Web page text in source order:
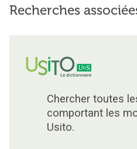
Recherches
Chercher toutes
comportant les
Usito.